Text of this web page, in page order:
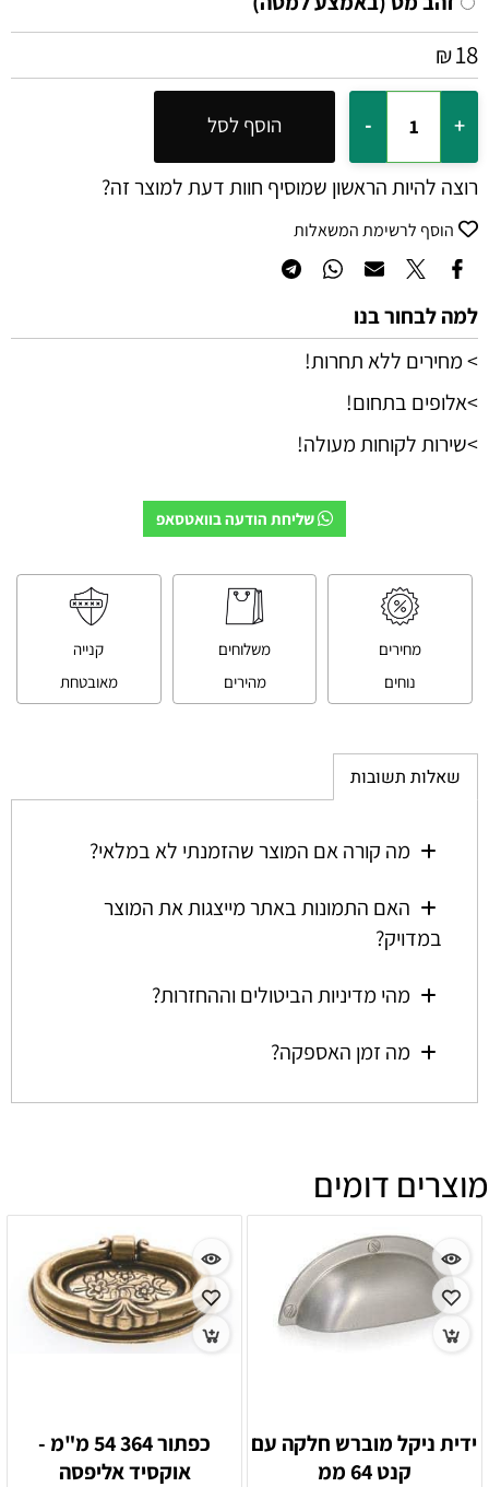
₪18
הוסף לסל
רוצה להיות הראשון שמוסיף חוות דעת למוצר זה?
הוסף לרשימת המשאלות
למה לבחור בנו
> מחירים ללא תחרות!
>אלופים בתחום!
>שירות לקוחות מעולה!
שליחת הודעה בוואטסאפ
מחירים
נוחים
משלוחים
מהירים
קנייה
מאובטחת
שאלות תשובות
מה קורה אם המוצר שהזמנתי לא במלאי?
האם התמונות באתר מייצגות את המוצר
במדויק?
מהי מדיניות הביטולים וההחזרות?
מה זמן האספקה?
מוצרים דומים
ידית ניקל מוברש חלקה עם
קנט 64 ממ
כפתור 364 54 מ"מ -
אוקסיד אליפסה